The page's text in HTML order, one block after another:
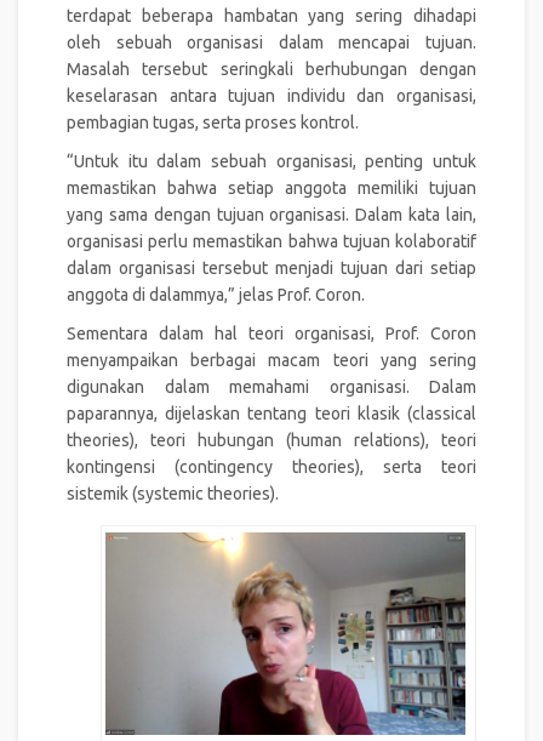
terdapat beberapa hambatan yang sering dihadapi
oleh sebuah organisasi dalam mencapai tujuan.
Masalah tersebut seringkali berhubungan dengan
keselarasan antara tujuan individu dan organisasi,
pembagian tugas, serta proses kontrol.
“Untuk itu dalam sebuah organisasi, penting untuk
memastikan bahwa setiap anggota memiliki tujuan
yang sama dengan tujuan organisasi. Dalam kata lain,
organisasi perlu memastikan bahwa tujuan kolaboratif
dalam organisasi tersebut menjadi tujuan dari setiap
anggota di dalammya,” jelas Prof. Coron.
Sementara dalam hal teori organisasi, Prof. Coron
menyampaikan berbagai macam teori yang sering
digunakan dalam memahami organisasi. Dalam
paparannya, dijelaskan tentang teori klasik (classical
theories), teori hubungan (human relations), teori
kontingensi (contingency theories), serta teori
sistemik (systemic theories).